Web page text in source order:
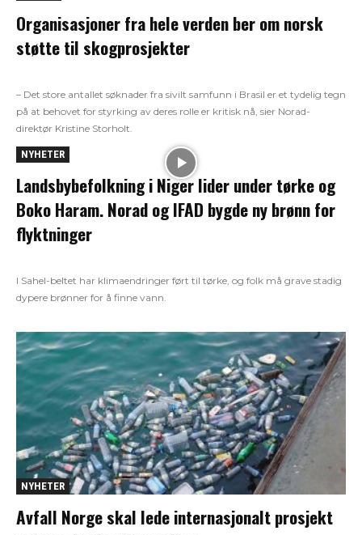
Organisasjoner fra hele verden ber om norsk
støtte til skogprosjekter
– Det store antallet søknader fra sivilt samfunn i Brasil er et tydelig tegn
på at behovet for styrking av deres rolle er kritisk nå, sier Norad-
direktør Kristine Storholt.
NYHETER
Landsbybefolkning i Niger lider under tørke og
Boko Haram. Norad og IFAD bygde ny brønn for
flyktninger
I Sahel-beltet har klimaendringer ført til tørke, og folk må grave stadig
dypere brønner for å finne vann.
NYHETER
Avfall Norge skal lede internasjonalt prosjekt